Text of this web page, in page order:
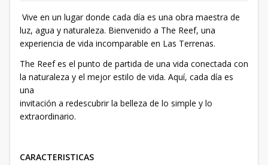
Vive en un lugar donde cada día es una obra maestra de
luz, agua y naturaleza. Bienvenido a The Reef, una
experiencia de vida incomparable en Las Terrenas.
The Reef es el punto de partida de una vida conectada con
la naturaleza y el mejor estilo de vida. Aquí, cada día es
una
invitación a redescubrir la belleza de lo simple y lo
extraordinario.
CARACTERISTICAS